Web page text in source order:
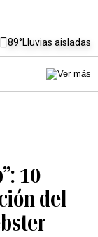
89°Lluvias aisladas
10
del